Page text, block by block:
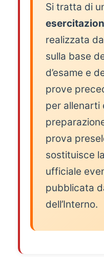
Si tratta di
realizzata
sulla base
d’esame e
prove
per allenarti
prova
sostituisce
ufficiale
pubblicata
dell’Interno.